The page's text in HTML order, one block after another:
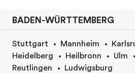
BADEN-WÜRTTEMBERG
Stuttgart Mannheim
Heidelberg
Heilbronn Ulm
Reutlingen
Ludwigsburg